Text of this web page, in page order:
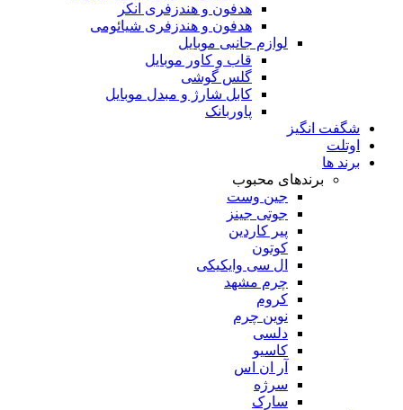
هدفون و هندزفری انکر
هدفون و هندزفری شیائومی
لوازم جانبی موبایل
قاب و کاور موبایل
گلس گوشی
کابل شارژ و مبدل موبایل
پاوربانک
شگفت انگیز
اوتلت
برند ها
برندهای محبوب
جین وست
جوتی جینز
پیر کاردین
کوتون
ال سی وایکیکی
چرم مشهد
کروم
نوین چرم
دلسی
کاسیو
آر ان اس
سرژه
سارک